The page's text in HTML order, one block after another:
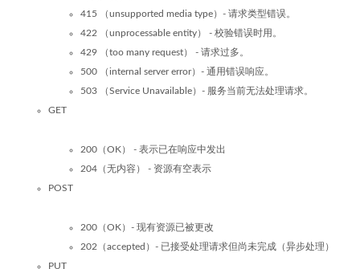
415 （unsupported media type）- 请求类型错误。
422 （unprocessable entity） - 校验错误时用。
429 （too many request） - 请求过多。
500 （internal server error）- 通用错误响应。
503 （Service Unavailable）- 服务当前无法处理请求。
GET
200（OK） - 表示已在响应中发出
204（无内容） - 资源有空表示
POST
200（OK）- 现有资源已被更改
202（accepted）- 已接受处理请求但尚未完成（异步处理）
PUT